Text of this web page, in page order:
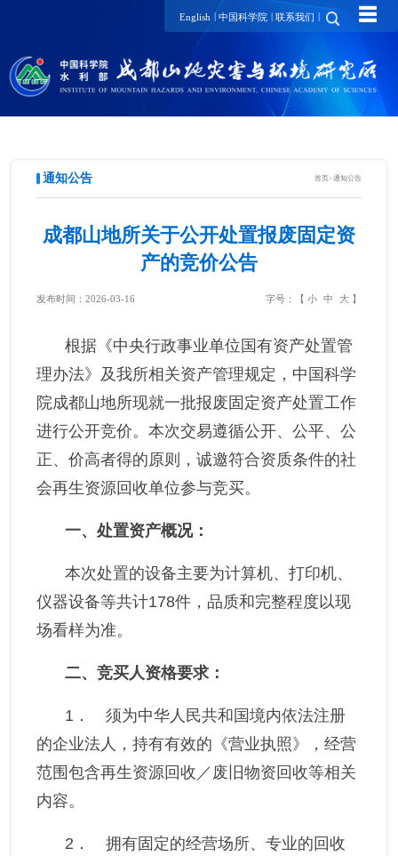
English | 中国科学院 | 联系我们 | ☰
通知公告 首页>通知公告
成都山地所关于公开处置报废固定资
产的竞价公告
发布时间：2026-03-16 字号：【 小 中 大】
根据《中央行政事业单位国有资产处置管
理办法》及我所相关资产管理规定，中国科学
院成都山地所现就一批报废固定资产处置工作
进行公开竞价。本次交易遵循公开、公平、公
正、价高者得的原则，诚邀符合资质条件的社
会再生资源回收单位参与竞买。
一、处置资产概况：
本次处置的设备主要为计算机、打印机、
仪器设备等共计178件，品质和完整程度以现
场看样为准。
二、竞买人资格要求：
1．须为中华人民共和国境内依法注册
的企业法人，持有有效的《营业执照》，经营
范围包含再生资源回收 ／ 废旧物资回收等相关
内容。
2．拥有固定的经营场所、专业的回收